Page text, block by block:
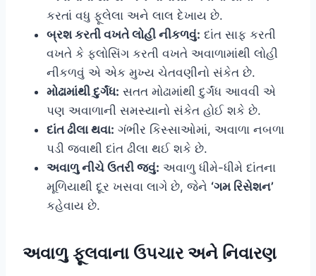
કરતાં વધુ ફૂલેલા અને લાલ દેખાય છે.
બ્રશ કરતી વખતે લોહી નીકળવું: દાંત સાફ કરતી
વખતે કે ફ્લોસિંગ કરતી વખતે અવાળામાંથી લોહી
નીકળવું એ એક મુખ્ય ચેતવણીનો સંકેત છે.
મોઢામાંથી દુર્ગંધ: સતત મોઢામાંથી દુર્ગંધ આવવી એ
પણ અવાળાની સમસ્યાનો સંકેત હોઈ શકે છે.
દાંત ઢીલા થવા: ગંભીર કિસ્સાઓમાં, અવાળા નબળા
પડી જવાથી દાંત ઢીલા થઈ શકે છે.
અવાળુ નીચે ઉતરી જવું: અવાળુ ધીમે-ધીમે દાંતના
મૂળિયાથી દૂર ખસવા લાગે છે, જેને ‘ગમ રિસેશન’
કહેવાય છે.
અવાળુ ફૂલવાના ઉપચાર અને નિવારણ